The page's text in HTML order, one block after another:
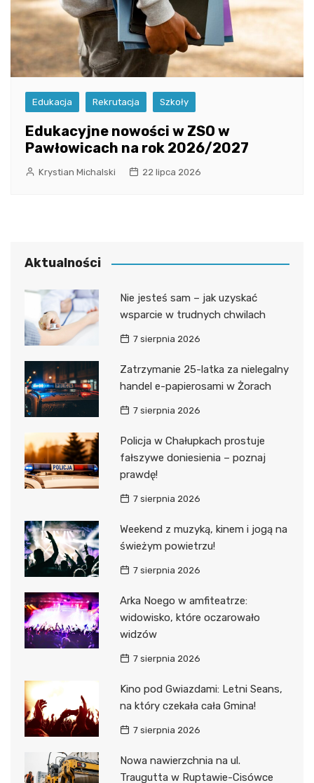
Edukacja Rekrutacja Szkoły
Edukacyjne nowości w ZSO w
Pawłowicach na rok 2026/2027
Krystian Michalski 22 lipca 2026
Aktualności
Nie jesteś sam – jak uzyskać
wsparcie w trudnych chwilach
7 sierpnia 2026
Zatrzymanie 25-latka za nielegalny
handel e-papierosami w Żorach
7 sierpnia 2026
Policja w Chałupkach prostuje
fałszywe doniesienia – poznaj
prawdę!
7 sierpnia 2026
Weekend z muzyką, kinem i jogą na
świeżym powietrzu!
7 sierpnia 2026
Arka Noego w amfiteatrze:
widowisko, które oczarowało
widzów
7 sierpnia 2026
Kino pod Gwiazdami: Letni Seans,
na który czekała cała Gmina!
7 sierpnia 2026
Nowa nawierzchnia na ul.
Traugutta w Ruptawie-Cisówce